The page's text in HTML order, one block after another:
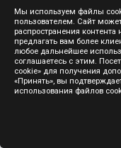
Мы используем файлы
пользователем. Сайт
распространения
предлагать вам более
любое дальнейшее
соглашаетесь с этим.
cookie» для получения
«Принять», вы
использования файлов